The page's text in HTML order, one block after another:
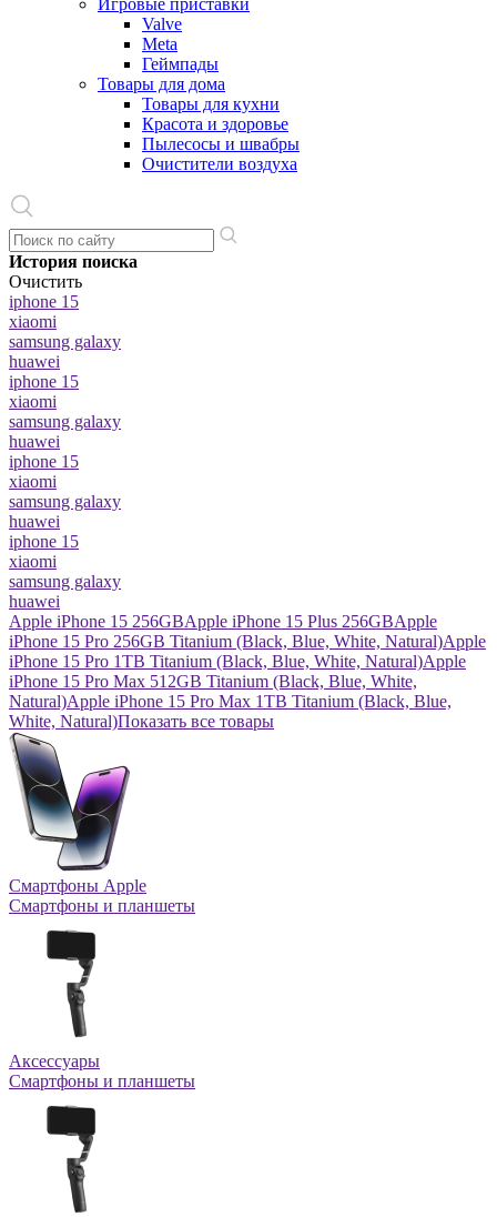
Игровые приставки
Valve
Meta
Геймпады
Товары для дома
Товары для кухни
Красота и здоровье
Пылесосы и швабры
Очистители воздуха
История поиска
Очистить
iphone 15
xiaomi
samsung galaxy
huawei
iphone 15
xiaomi
samsung galaxy
huawei
iphone 15
xiaomi
samsung galaxy
huawei
iphone 15
xiaomi
samsung galaxy
huawei
Apple iPhone 15 256GBApple iPhone 15 Plus 256GBApple
iPhone 15 Pro 256GB Titanium (Black, Blue, White, Natural)Apple
iPhone 15 Pro 1TB Titanium (Black, Blue, White, Natural)Apple
iPhone 15 Pro Max 512GB Titanium (Black, Blue, White,
Natural)Apple iPhone 15 Pro Max 1TB Titanium (Black, Blue,
White, Natural)Показать все товары
Смартфоны Apple
Смартфоны и планшеты
Аксессуары
Смартфоны и планшеты